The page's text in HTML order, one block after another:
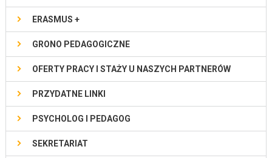
ERASMUS +
GRONO PEDAGOGICZNE
OFERTY PRACY I STAŻY U NASZYCH PARTNERÓW
PRZYDATNE LINKI
PSYCHOLOG I PEDAGOG
SEKRETARIAT